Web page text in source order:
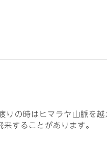
りの時はヒマラヤ山脈を
することがあります。